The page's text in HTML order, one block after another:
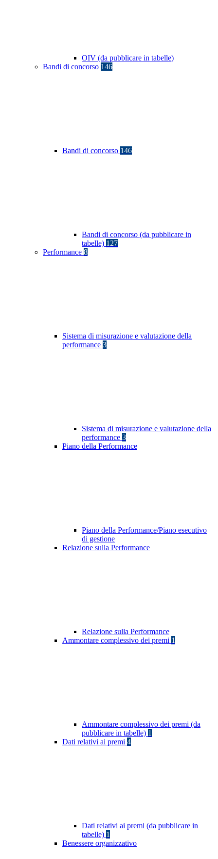
OIV (da pubblicare in tabelle)
Bandi di concorso 146
Bandi di concorso 146
Bandi di concorso (da pubblicare in
tabelle) 127
Performance 8
Sistema di misurazione e valutazione della
performance 3
Sistema di misurazione e valutazione della
performance 3
Piano della Performance
Piano della Performance/Piano esecutivo
di gestione
Relazione sulla Performance
Relazione sulla Performance
Ammontare complessivo dei premi 1
Ammontare complessivo dei premi (da
pubblicare in tabelle) 1
Dati relativi ai premi 4
Dati relativi ai premi (da pubblicare in
tabelle) 1
Benessere organizzativo